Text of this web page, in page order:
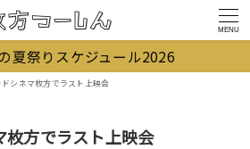
MENU
夏祭りスケジュール2026
シネマ枚方でラスト上映会
枚方でラスト上映会